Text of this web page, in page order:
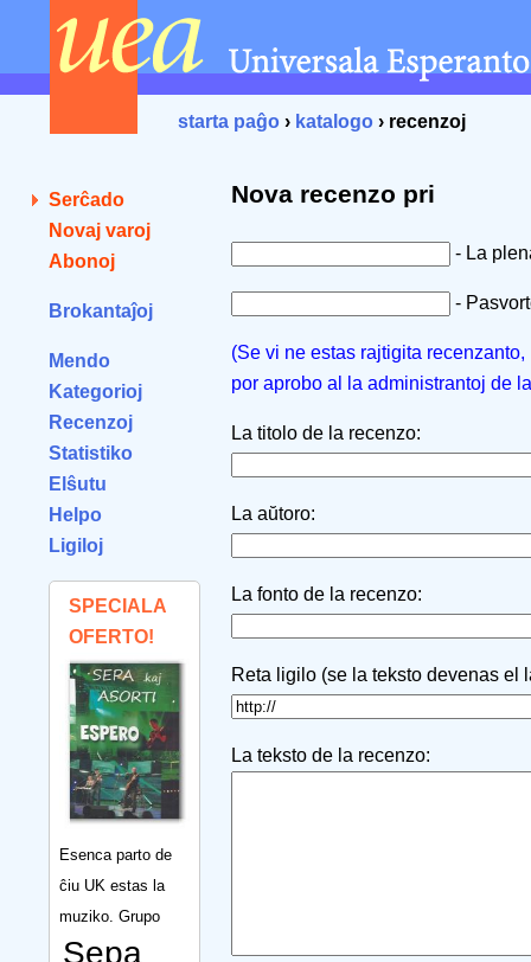
starta paĝo › katalogo › recenzoj
Serĉado
Novaj varoj
Abonoj
Brokantaĵoj
Mendo
Kategorioj
Recenzoj
Statistiko
Elŝutu
Helpo
Ligiloj
SPECIALA
OFERTO!
Esenca parto de
ĉiu UK estas la
muziko. Grupo
Sepa
Nova recenzo pri
- La
-
(Se vi ne estas rajtigita
por aprobo al la administrantoj de
La titolo de la recenzo:
La aŭtoro:
La fonto de la recenzo:
Reta ligilo (se la teksto devenas el
La teksto de la recenzo: